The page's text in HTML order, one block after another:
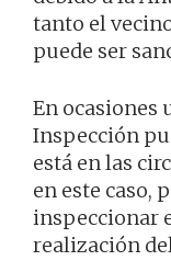
tanto el
puede ser
En ocasiones
Inspección
está en las
en este caso,
inspeccionar
realización